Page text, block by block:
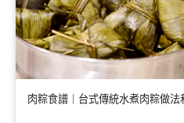
肉粽食譜｜台式傳統水煮肉粽做